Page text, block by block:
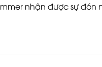
nhận được sự đón